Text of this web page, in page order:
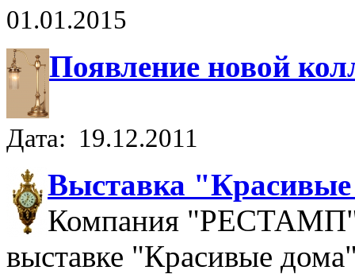
01.01.2015
Появление новой
Дата: 19.12.2011
Выставка
Компания "РЕСТАМП"
выставке "Красивые